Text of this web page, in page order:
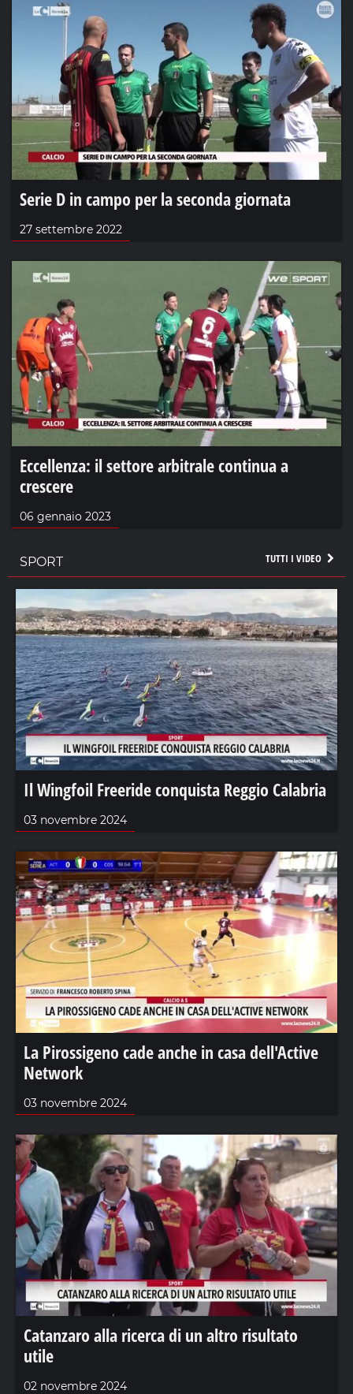
Serie D in campo per la seconda giornata
27 settembre 2022
Eccellenza: il settore arbitrale continua a
crescere
06 gennaio 2023
TUTTI I VIDEO
SPORT
Il Wingfoil Freeride conquista Reggio Calabria
03 novembre 2024
La Pirossigeno cade anche in casa dell'Active
Network
03 novembre 2024
Catanzaro alla ricerca di un altro risultato
utile
02 novembre 2024